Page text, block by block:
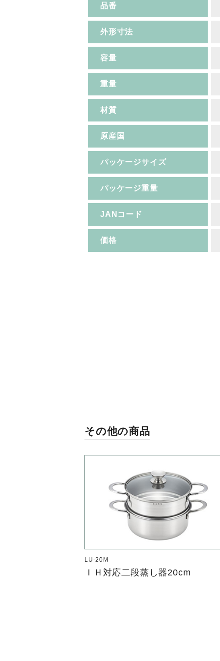
品番
外形寸法
容量
重量
材質
原産国
パッケージサイズ
パッケージ重量
JANコード
価格
その他の商品
LU-20M
ＩＨ対応二段蒸し器20cm